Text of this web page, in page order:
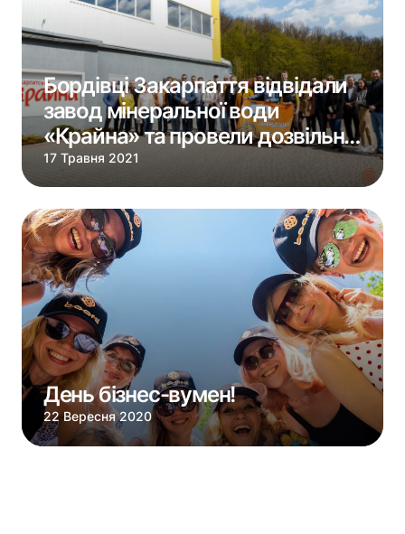
Бордівці Закарпаття відвідали
завод мінеральної води
«Крайна» та провели дозвільні
заходи
17 Травня 2021
День бізнес-вумен!
22 Вересня 2020